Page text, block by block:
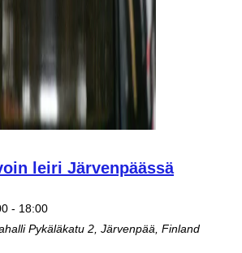
leiri Järvenpäässä
- 18:00
Pykäläkatu 2, Järvenpää, Finland